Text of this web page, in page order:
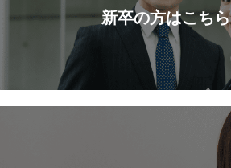
新卒の方はこちら